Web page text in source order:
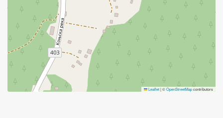
Leaflet|©OpenStreetMapcontributors